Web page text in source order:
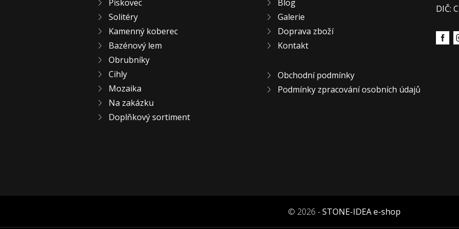
Pískovec
Solitéry
Kamenný koberec
Bazénový lem
Obrubníky
Cihly
Mozaika
Na zakázku
Doplňkový sortiment
Blog
Galerie
Doprava zboží
Kontakt
Obchodní podmínky
Podmínky zpracování osobních údajů
DIČ:
© 2026 -STONE-IDEA e-shop